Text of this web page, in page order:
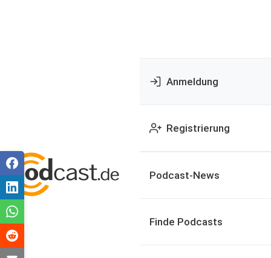
Anmeldung
Registrierung
Podcast-News
Finde Podcasts